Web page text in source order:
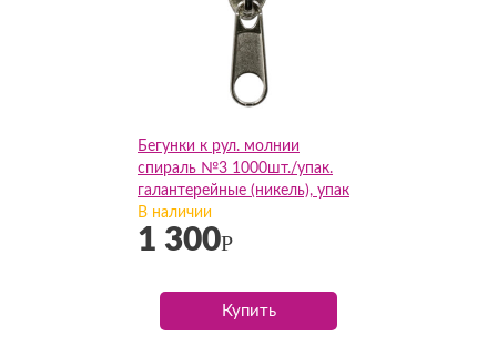
Бегунки к рул. молнии
спираль №3 1000шт./упак.
галантерейные (никель), упак
В наличии
1 300Р
Купить